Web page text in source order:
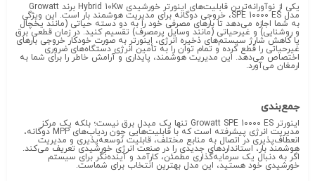
یکی از نوآورانه‌ترین قابلیت‌های اینورتر خورشیدی Hybrid 10Kw برند Growatt
مدل SPE 10000 ES، خروجی دوگانه برای مدیریت هوشمند بار است. این ویژگی
به شما اجازه می‌دهد تا بارهای مصرفی خود را به دو دسته حیاتی (مانند یخچال
و روشنایی) و غیرحیاتی (مانند وسایل پرمصرف) تقسیم کنید. در زمان قطعی برق
یا کاهش شارژ سیستم‌های ذخیره انرژی، اینورتر به صورت خودکار خروجی بارهای
غیرحیاتی را قطع کرده و تمام توان را به تأمین انرژی دستگاه‌های ضروری
اختصاص می‌دهد. این مدیریت هوشمند، پایداری و آرامش خاطر را برای شما به
ارمغان می‌آورد.
جمع‌بندی
اینورتر Growatt SPE 10000 ES تنها یک مبدل برق نیست؛ بلکه یک مرکز
مدیریت انرژی پیشرفته است که با قابلیت‌هایی چون ردیاب‌های MPP دوگانه،
انعطاف‌پذیری در اتصال به منابع مختلف، قابلیت توسعه‌پذیری و مدیریت
هوشمند بار، استانداردهای جدیدی را در صنعت انرژی خورشیدی تعریف می‌کند.
اگر به دنبال یک سرمایه‌گذاری مطمئن، کارآمد و آینده‌نگر برای سیستم
خورشیدی خود هستید، این مدل بهترین انتخاب برای شماست.